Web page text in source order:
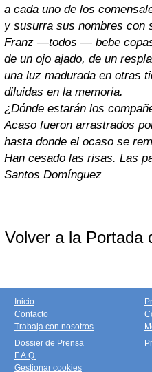
a cada uno de los
y susurra sus nombres con
Franz —todos — bebe
de un ojo ajado, de un
una luz madurada en otras
diluidas en la memoria.
¿Dónde estarán los
Acaso fueron arrastrados
hasta donde el ocaso se
Han cesado las risas. Las
Santos Domínguez
Volver a la Portada
Inicio
Contacto
Trabaja con nosotros
Dossier de Prensa
F.A.Q.
Gestionar cookies